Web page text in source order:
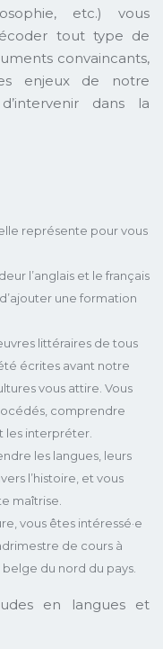
etc.) vous
tout type de
convaincants,
enjeux de notre
dans la
représente pour vous
l’anglais et le français
une formation
littéraires de tous
écrites avant notre
vous attire. Vous
comprendre
les interpréter.
les langues, leurs
l’histoire, et vous
maîtrise.
vous êtes intéressé·e
de cours à
du nord du pays.
en langues et